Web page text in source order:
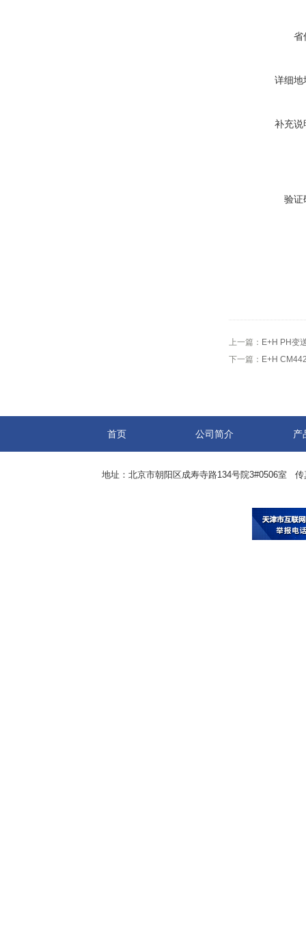
省
详细地
补充说
验证
上一篇： E+H PH变
下一篇： E+H
首页 公司简介 产
地址：北京市朝阳区成寿寺路134号院3#0506室